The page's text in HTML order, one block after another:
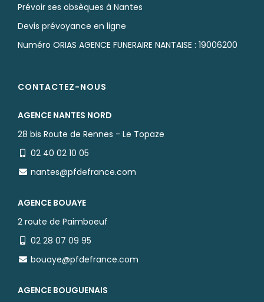
Prévoir ses obsèques à Nantes
Devis prévoyance en ligne
Numéro ORIAS AGENCE FUNERAIRE NANTAISE : 19006200
CONTACTEZ-NOUS
AGENCE NANTES NORD
28 bis Route de Rennes - Le Topaze
02 40 02 10 05
nantes@pfdefrance.com
AGENCE BOUAYE
2 route de Paimboeuf
02 28 07 09 95
bouaye@pfdefrance.com
AGENCE BOUGUENAIS